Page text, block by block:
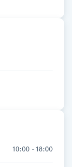
10:00 - 18:00